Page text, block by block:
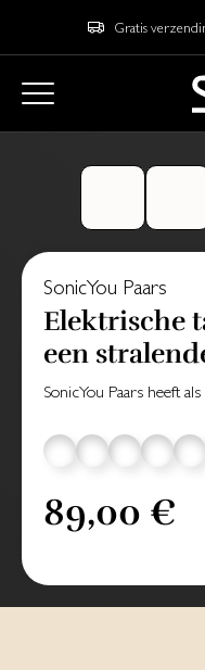
Gratis
SonicYou Paars
Elektrische
een
SonicYou Paars heeft
89,00 €